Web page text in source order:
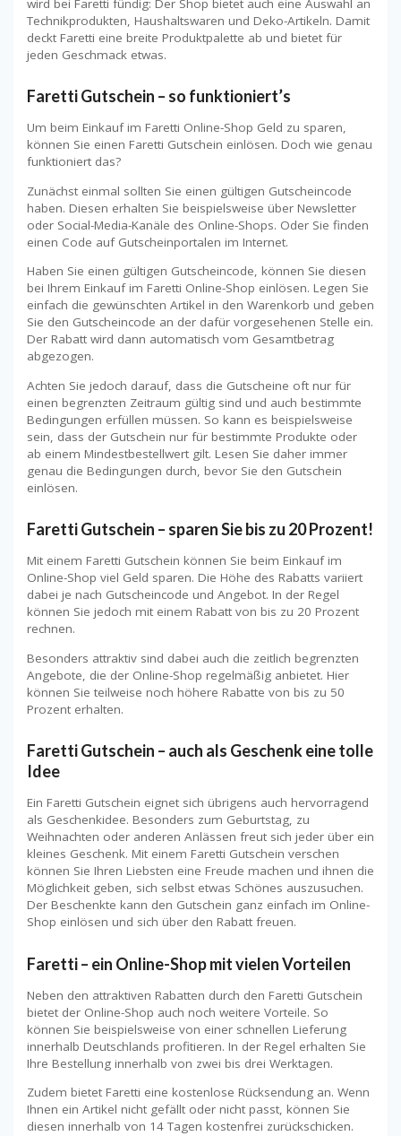
wird bei Faretti fündig: Der Shop bietet auch eine Auswahl an
Technikprodukten, Haushaltswaren und Deko-Artikeln. Damit
deckt Faretti eine breite Produktpalette ab und bietet für
jeden Geschmack etwas.
Faretti Gutschein – so funktioniert’s
Um beim Einkauf im Faretti Online-Shop Geld zu sparen,
können Sie einen Faretti Gutschein einlösen. Doch wie genau
funktioniert das?
Zunächst einmal sollten Sie einen gültigen Gutscheincode
haben. Diesen erhalten Sie beispielsweise über Newsletter
oder Social-Media-Kanäle des Online-Shops. Oder Sie finden
einen Code auf Gutscheinportalen im Internet.
Haben Sie einen gültigen Gutscheincode, können Sie diesen
bei Ihrem Einkauf im Faretti Online-Shop einlösen. Legen Sie
einfach die gewünschten Artikel in den Warenkorb und geben
Sie den Gutscheincode an der dafür vorgesehenen Stelle ein.
Der Rabatt wird dann automatisch vom Gesamtbetrag
abgezogen.
Achten Sie jedoch darauf, dass die Gutscheine oft nur für
einen begrenzten Zeitraum gültig sind und auch bestimmte
Bedingungen erfüllen müssen. So kann es beispielsweise
sein, dass der Gutschein nur für bestimmte Produkte oder
ab einem Mindestbestellwert gilt. Lesen Sie daher immer
genau die Bedingungen durch, bevor Sie den Gutschein
einlösen.
Faretti Gutschein – sparen Sie bis zu 20 Prozent!
Mit einem Faretti Gutschein können Sie beim Einkauf im
Online-Shop viel Geld sparen. Die Höhe des Rabatts variiert
dabei je nach Gutscheincode und Angebot. In der Regel
können Sie jedoch mit einem Rabatt von bis zu 20 Prozent
rechnen.
Besonders attraktiv sind dabei auch die zeitlich begrenzten
Angebote, die der Online-Shop regelmäßig anbietet. Hier
können Sie teilweise noch höhere Rabatte von bis zu 50
Prozent erhalten.
Faretti Gutschein – auch als Geschenk eine tolle
Idee
Ein Faretti Gutschein eignet sich übrigens auch hervorragend
als Geschenkidee. Besonders zum Geburtstag, zu
Weihnachten oder anderen Anlässen freut sich jeder über ein
kleines Geschenk. Mit einem Faretti Gutschein verschen
können Sie Ihren Liebsten eine Freude machen und ihnen die
Möglichkeit geben, sich selbst etwas Schönes auszusuchen.
Der Beschenkte kann den Gutschein ganz einfach im Online-
Shop einlösen und sich über den Rabatt freuen.
Faretti – ein Online-Shop mit vielen Vorteilen
Neben den attraktiven Rabatten durch den Faretti Gutschein
bietet der Online-Shop auch noch weitere Vorteile. So
können Sie beispielsweise von einer schnellen Lieferung
innerhalb Deutschlands profitieren. In der Regel erhalten Sie
Ihre Bestellung innerhalb von zwei bis drei Werktagen.
Zudem bietet Faretti eine kostenlose Rücksendung an. Wenn
Ihnen ein Artikel nicht gefällt oder nicht passt, können Sie
diesen innerhalb von 14 Tagen kostenfrei zurückschicken.